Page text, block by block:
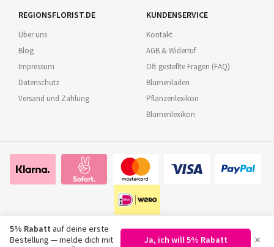
REGIONSFLORIST.DE
Über uns
Blog
Impressum
Datenschutz
Versand und Zahlung
KUNDENSERVICE
Kontakt
AGB & Widerruf
Oft gestellte Fragen (FAQ)
Blumenladen
Pflanzenlexikon
Blumenlexikon
5% Rabatt auf deine erste
Bestellung — melde dich mit
Ja, ich will 5% Rabatt ×